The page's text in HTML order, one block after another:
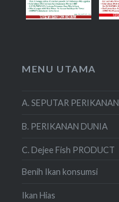
MENU UTAMA
A. SEPUTAR PERIKANAN
B. PERIKANAN DUNIA
C. Dejee Fish PRODUCT
Benih Ikan konsumsi
Ikan Hias